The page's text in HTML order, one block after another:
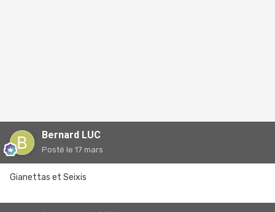
Bernard LUC
Posté le 17 mars
Gianettas et Seixis